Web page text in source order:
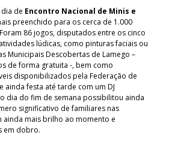
de Encontro Nacional de Minis e
preenchido para os cerca de 1.000
86 jogos, disputados entre os cinco
lúdicas, como pinturas faciais ou
Municipais Descobertas de Lamego –
de forma gratuita -, bem como
disponibilizados pela Federação de
ainda festa até tarde com um DJ
dia do fim de semana possibilitou ainda
significativo de familiares nas
ainda mais brilho ao momento e
em dobro.